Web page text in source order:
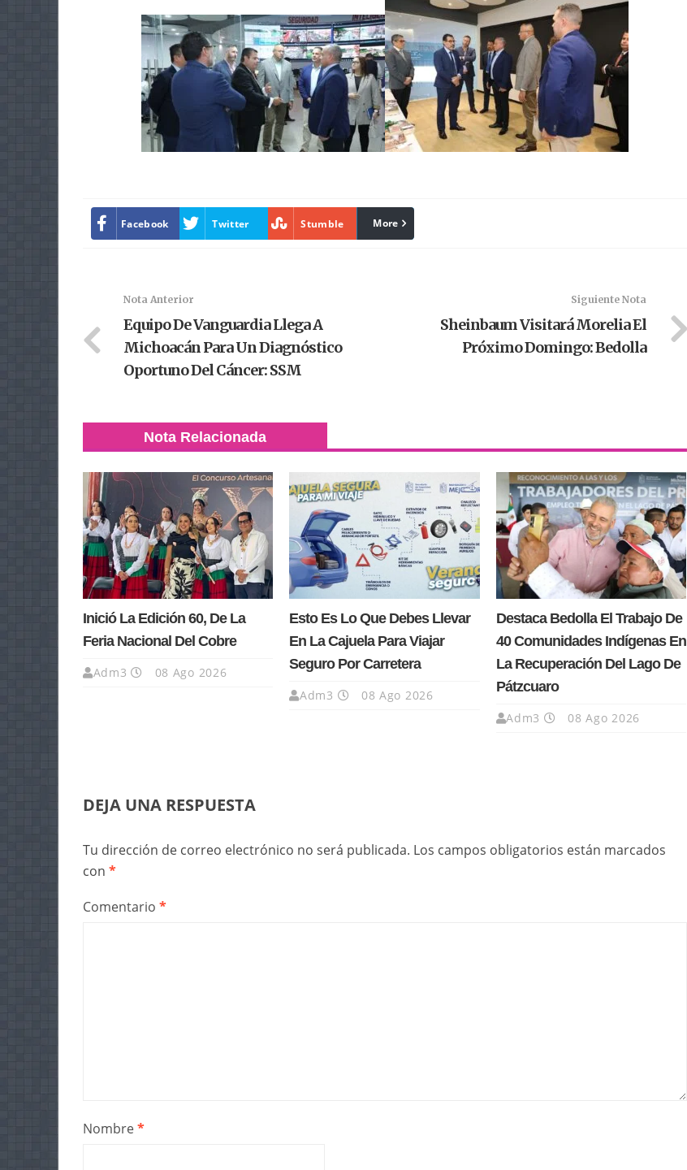
Facebook Twitter Stumble linkedin
More
Nota Anterior
Equipo De Vanguardia Llega A
Michoacán Para Un Diagnóstico
Oportuno Del Cáncer: SSM
Siguiente Nota
Sheinbaum Visitará Morelia El
Próximo Domingo: Bedolla
Nota Relacionada
Inició La Edición 60, De La
Feria Nacional Del Cobre
Adm3 08 Ago 2026
Esto Es Lo Que Debes Llevar
En La Cajuela Para Viajar
Seguro Por Carretera
Adm3 08 Ago 2026
Destaca Bedolla El Trabajo De
40 Comunidades Indígenas En
La Recuperación Del Lago De
Pátzcuaro
Adm3 08 Ago 2026
DEJA UNA RESPUESTA
Tu dirección de correo electrónico no será publicada. Los campos obligatorios están marcados
con *
Comentario *
Nombre*